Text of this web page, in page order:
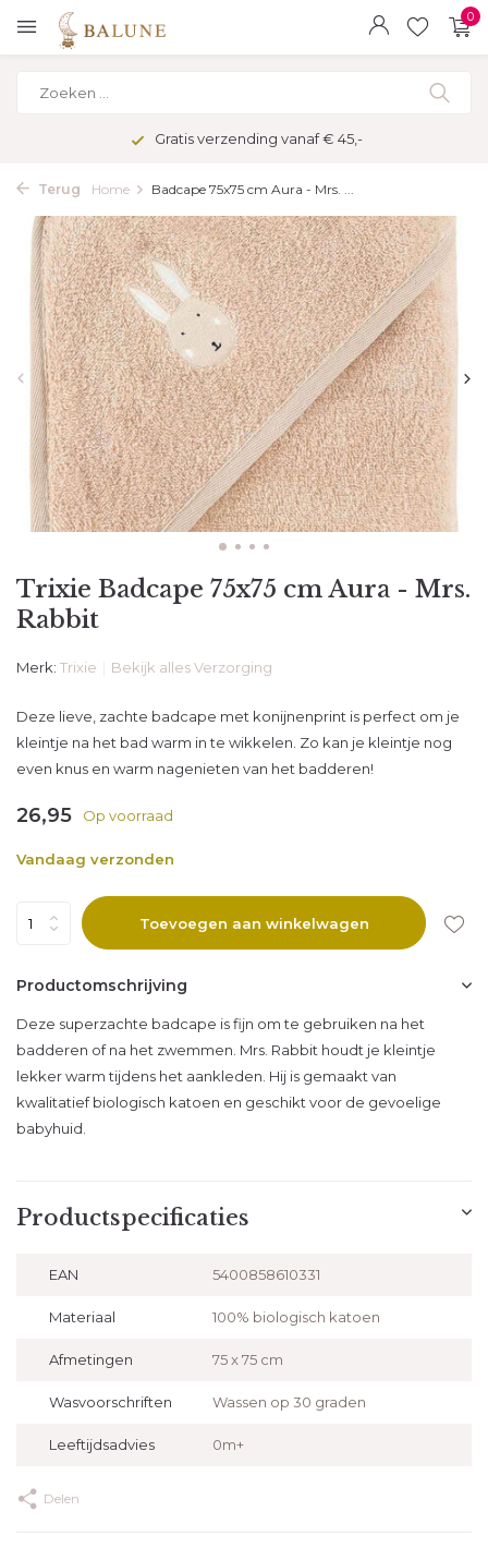
0
Gratis verzending vanaf € 45,-
Terug Home Badcape 75x75 cm Aura - Mrs. ...
Trixie Badcape 75x75 cm Aura - Mrs.
Rabbit
Merk: Trixie Bekijk alles Verzorging
Deze lieve, zachte badcape met konijnenprint is perfect om je
kleintje na het bad warm in te wikkelen. Zo kan je kleintje nog
even knus en warm nagenieten van het badderen!
26,95 Op voorraad
Vandaag verzonden
Toevoegen aan winkelwagen
Productomschrijving
Deze superzachte badcape is fijn om te gebruiken na het
badderen of na het zwemmen. Mrs. Rabbit houdt je kleintje
lekker warm tijdens het aankleden. Hij is gemaakt van
kwalitatief biologisch katoen en geschikt voor de gevoelige
babyhuid.
Productspecificaties
EAN 5400858610331
Materiaal 100% biologisch katoen
Afmetingen 75 x 75 cm
Wasvoorschriften Wassen op 30 graden
Leeftijdsadvies 0m+
Delen